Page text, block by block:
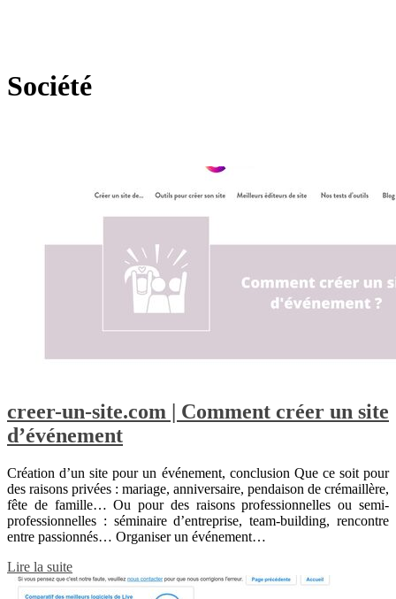
Société
creer-un-site.com | Comment créer un site
d’événement
Création d’un site pour un événement, conclusion Que ce soit pour
des raisons privées : mariage, anniversaire, pendaison de crémaillère,
fête de famille… Ou pour des raisons professionnelles ou semi-
professionnelles : séminaire d’entreprise, team-building, rencontre
entre passionnés… Organiser un événement…
Lire la suite